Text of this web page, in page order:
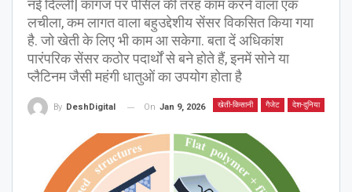
नई दिल्ली| कागज पर पेंसिल की तरह काम करने वाला एक
लचीला, कम लागत वाला बहुउद्देशीय सेंसर विकसित किया गया
है. जो खेती के लिए भी काम आ सकेगा. बता दें अधिकांश
पारंपरिक सेंसर कठोर पदार्थों से बने होते हैं, इनमें सोने या
प्लैटिनम जैसी महंगी धातुओं का उपयोग होता है
खेती-किसानी गैजेट देश-दुनिया
By DeshDigital On Jan 9, 2026